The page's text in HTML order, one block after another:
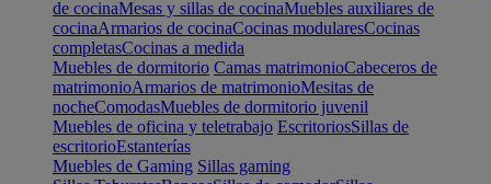
de cocinaMesas y sillas de cocinaMuebles auxiliares de
cocinaArmarios de cocinaCocinas modularesCocinas
completasCocinas a medida
Muebles de dormitorio Camas matrimonioCabeceros de
matrimonioArmarios de matrimonioMesitas de
nocheComodasMuebles de dormitorio juvenil
Muebles de oficina y teletrabajo EscritoriosSillas de
escritorioEstanterías
Muebles de Gaming Sillas gaming